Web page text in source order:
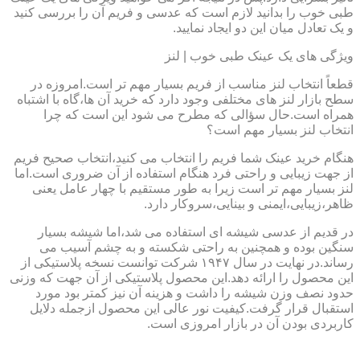
طبی خوب را بدانید لازم است که عدسی و فریم آن را بررسی کنید
و یک تعادل میان این دو ایجاد نمایید.
ویژگی های یک عینک طبی خوب | لنز
قطعاً انتخاب لنز مناسب از فریم بسیار مهم تر است.امروزه در
سطح بازار لنز های مختلفی وجود دارد که خرید آن ها،گاه با اشتباه
همراه است.حال سؤالی که مطرح می شود این است که چرا
انتخاب لنز بسیار مهم است؟
هنگام خرید عینک شما فریم را انتخاب می کنید،انتخاب صحیح فریم
از جهت زیبایی و راحتی فرد هنگام استفاده از آن ضروری است.اما
لنز بسیار مهم تر است زیرا به طور مستقیم با چهار عامل یعنی
ظاهر،زیبایی،ایمنی و بینایی،سروکار دارد.
در قدیم از عدسی شیشه ای استفاده می شد،اما شیشه بسیار
سنگین بوده و همچنین به راحتی شکسته و به چشم آسیب می
رساند.در نهایت در سال ۱۹۴۷ شرکت توانست نسخه پلاستیکی از
این محصول را ارائه دهد.این محصول پلاستیکی از آن جهت که وزنی
حدود نصف وزن شیشه را داشت و هزینه آن نیز کمتر بود مورد
استقبال قرار گرفت.کیفیت نور عالی این محصول ازجمله دلایل
کاربردی بودن آن در بازار امروزی است.